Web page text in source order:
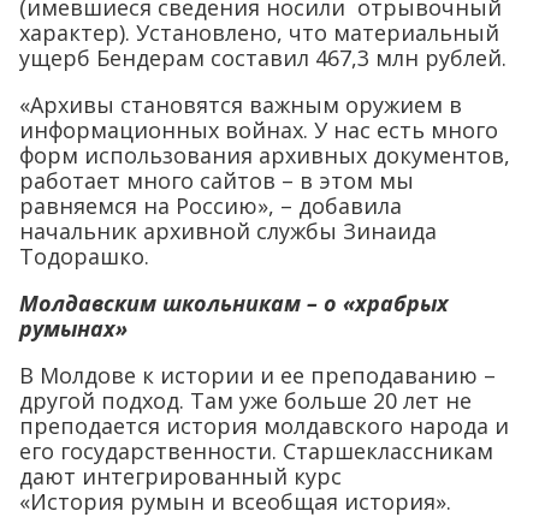
(имевшиеся сведения носили отрывочный
характер). Установлено, что материальный
ущерб Бендерам составил 467,3 млн рублей.
«Архивы становятся важным оружием в
информационных войнах. У нас есть много
форм использования архивных документов,
работает много сайтов – в этом мы
равняемся на Россию», – добавила
начальник архивной службы Зинаида
Тодорашко.
Молдавским школьникам – о «храбрых
румынах»
В Молдове к истории и ее преподаванию –
другой подход. Там уже больше 20 лет не
преподается история молдавского народа и
его государственности. Старшеклассникам
дают интегрированный курс
«История румын и всеобщая история».